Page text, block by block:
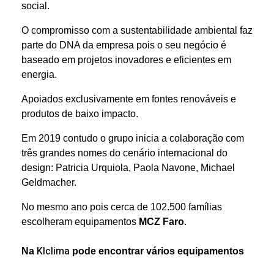
social.
O compromisso com a sustentabilidade ambiental faz
parte do DNA da empresa pois o seu negócio é
baseado em projetos inovadores e eficientes em
energia.
Apoiados exclusivamente em fontes renováveis e
produtos de baixo impacto.
Em 2019 contudo o grupo inicia a colaboração com
três grandes nomes do cenário internacional do
design: Patricia Urquiola, Paola Navone, Michael
Geldmacher.
No mesmo ano pois cerca de 102.500 famílias
escolheram equipamentos MCZ Faro.
Na Klclima pode encontrar vários equipamentos